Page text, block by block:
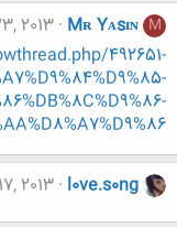
M
Mʀ Yᴀsɪɴ
2013
492651-
l0ve.s0ng
2013